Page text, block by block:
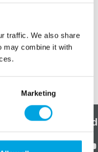
traffic. We also share
may combine it with
Marketing
Sosiaalinen